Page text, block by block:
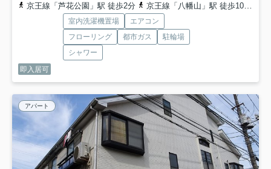
京王線「芦花公園」駅 徒歩2分
京王線「八幡山」駅 徒歩10分
室内洗濯機置場
エアコン
フローリング
都市ガス
駐輪場
シャワー
即入居可
アパート